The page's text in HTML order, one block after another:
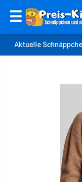
☰
Aktuelle